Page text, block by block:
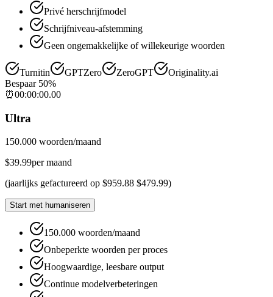
Privé herschrijfmodel
Schrijfniveau-afstemming
Geen ongemakkelijke of willekeurige woorden
Turnitin GPTZero ZeroGPT
Originality.ai
Bespaar 50%
⏰00:00:00.00
Ultra
150.000 woorden/maand
$39.99per maand
(jaarlijks gefactureerd op $959.88 $479.99)
Start met humaniseren
150.000 woorden/maand
Onbeperkte woorden per proces
Hoogwaardige, leesbare output
Continue modelverbeteringen